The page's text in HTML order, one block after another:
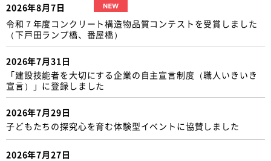
2026年8月7日
令和７年度コンクリート構造物品質コンテストを受賞しました
（下戸田ランプ橋、番屋橋）
2026年7月31日
「建設技能者を大切にする企業の自主宣言制度（職人いきいき
宣言）」に登録しました
2026年7月29日
子どもたちの探究心を育む体験型イベントに協賛しました
2026年7月27日